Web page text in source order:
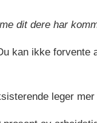
dit dere har
kan ikke forvente
leger